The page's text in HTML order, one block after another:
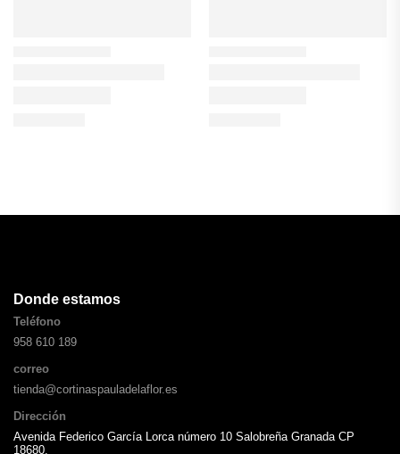
Donde estamos
Teléfono
958 610 189
correo
tienda@cortinaspauladelaflor.es
Dirección
Avenida Federico García Lorca número 10 Salobreña Granada CP
18680.